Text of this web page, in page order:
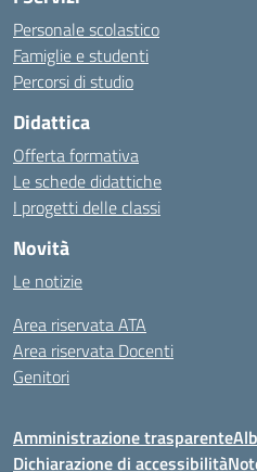
Personale scolastico
Famiglie e studenti
Percorsi di studio
Didattica
Offerta formativa
Le schede didattiche
I progetti delle classi
Novità
Le notizie
Area riservata ATA
Area riservata Docenti
Genitori
Amministrazione trasparente
Dichiarazione di accessibilità